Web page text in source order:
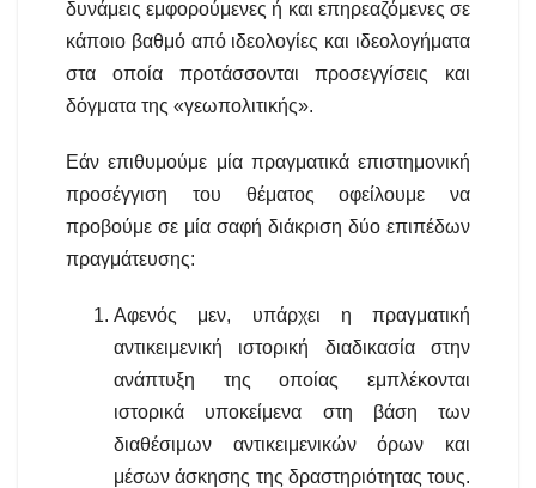
δυνάμεις εμφορούμενες ή και επηρεαζόμενες σε
κάποιο βαθμό από ιδεολογίες και ιδεολογήματα
στα οποία προτάσσονται προσεγγίσεις και
δόγματα της «γεωπολιτικής».
Εάν επιθυμούμε μία πραγματικά επιστημονική
προσέγγιση του θέματος οφείλουμε να
προβούμε σε μία σαφή διάκριση δύο επιπέδων
πραγμάτευσης:
Αφενός μεν, υπάρχει η πραγματική
αντικειμενική ιστορική διαδικασία στην
ανάπτυξη της οποίας εμπλέκονται
ιστορικά υποκείμενα στη βάση των
διαθέσιμων αντικειμενικών όρων και
μέσων άσκησης της δραστηριότητας τους.